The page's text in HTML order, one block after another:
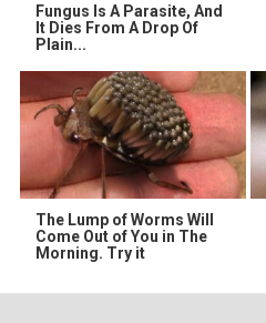
Fungus Is A Parasite, And
It Dies From A Drop Of
Plain...
The Lump of Worms Will
Come Out of You in The
Morning. Try it